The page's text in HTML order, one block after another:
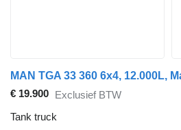
€ 19.900 Exclusief BTW
Tank truck